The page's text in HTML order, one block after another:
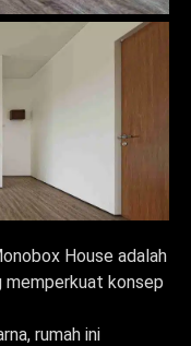
House adalah
memperkuat konsep
rumah ini